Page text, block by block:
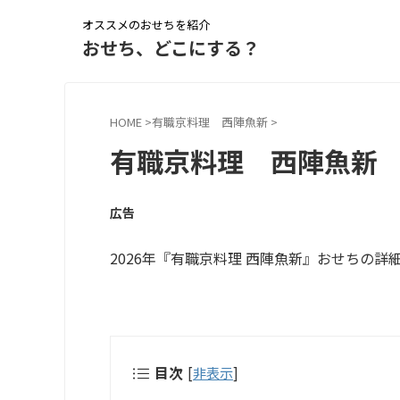
オススメのおせちを紹介
おせち、どこにする？
HOME >有職京料理 西陣魚新 >
有職京料理 西陣魚新
広告
2026年『有職京料理 西陣魚新』おせちの詳
目次 [非表示]